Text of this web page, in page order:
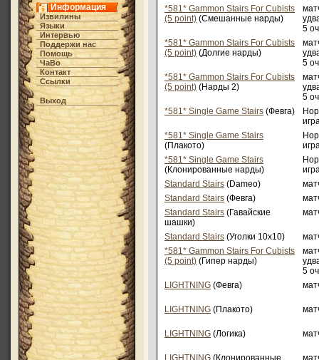
Информация
Извилины
Языки
Интервью
Поддержи нас
Помощь
ЧаВо
Контакт
Ссылки
Выход
*581* Gammon Stairs For Cubists
(5 point) (Смешанные нарды)
5
*581* Gammon Stairs For Cubists
(5 point) (Долгие нарды)
5
*581* Gammon Stairs For Cubists
(5 point) (Нарды 2)
5
*581* Single Game Stairs (Февга)
*581* Single Game Stairs
(Плакото)
*581* Single Game Stairs
(Клонированные нарды)
Standard Stairs (Dameo)
Standard Stairs (Февга)
Standard Stairs (Гавайские
шашки)
Standard Stairs (Уголки 10х10)
*581* Gammon Stairs For Cubists
(5 point) (Гипер нарды)
5
LIGHTNING (Февга)
LIGHTNING (Плакото)
LIGHTNING (Логика)
LIGHTNING (Клонированные